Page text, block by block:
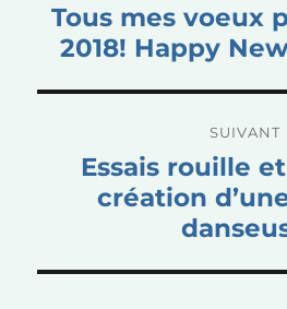
l’article
Publication
précédente :
Tous mes voeux
2018! Happy
SUIVANT
Publication
suivante :
Essais rouille
création